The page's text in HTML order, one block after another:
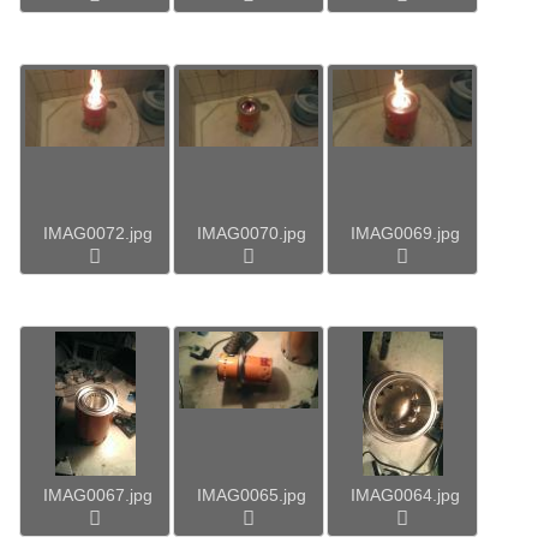
IMAG0072.jpg IMAG0070.jpg IMAG0069.jpg
IMAG0067.jpg IMAG0065.jpg IMAG0064.jpg